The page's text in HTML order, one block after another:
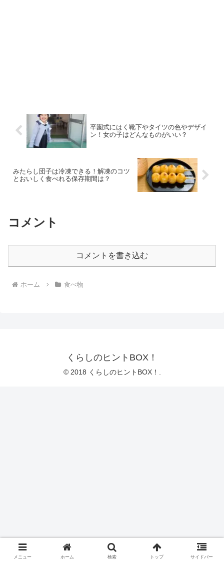
卒園式にはく靴下やタイツの色やデザイ
ン！女の子はどんなものがいい？
みたらし団子は冷凍できる！解凍のコツ
とおいしく食べれる保存期間は？
コメント
コメントを書き込む
ホーム 食べ物
くらしのヒントBOX！
© 2018 くらしのヒントBOX！.
メニュー ホーム 検索 トップ サイドバー